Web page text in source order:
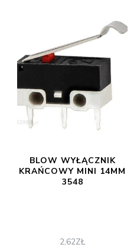
BLOW WYŁĄCZNIK
KRAŃCOWY MINI 14MM
3548
2,62ZŁ